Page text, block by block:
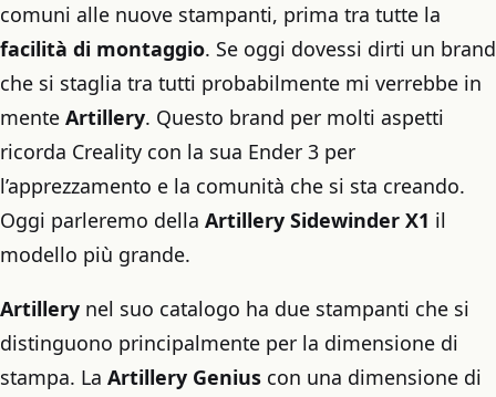
comuni alle nuove stampanti, prima tra tutte la
facilità di montaggio. Se oggi dovessi dirti un brand
che si staglia tra tutti probabilmente mi verrebbe in
mente Artillery. Questo brand per molti aspetti
ricorda Creality con la sua Ender 3 per
l’apprezzamento e la comunità che si sta creando.
Oggi parleremo della Artillery Sidewinder X1 il
modello più grande.
Artillery nel suo catalogo ha due stampanti che si
distinguono principalmente per la dimensione di
stampa. La Artillery Genius con una dimensione di